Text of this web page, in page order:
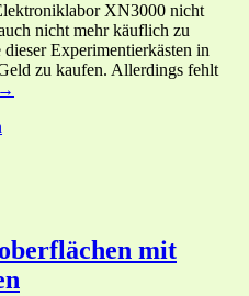
XN3000 nicht
nicht mehr käuflich zu
Experimentierkästen in
zu kaufen. Allerdings fehlt
mit